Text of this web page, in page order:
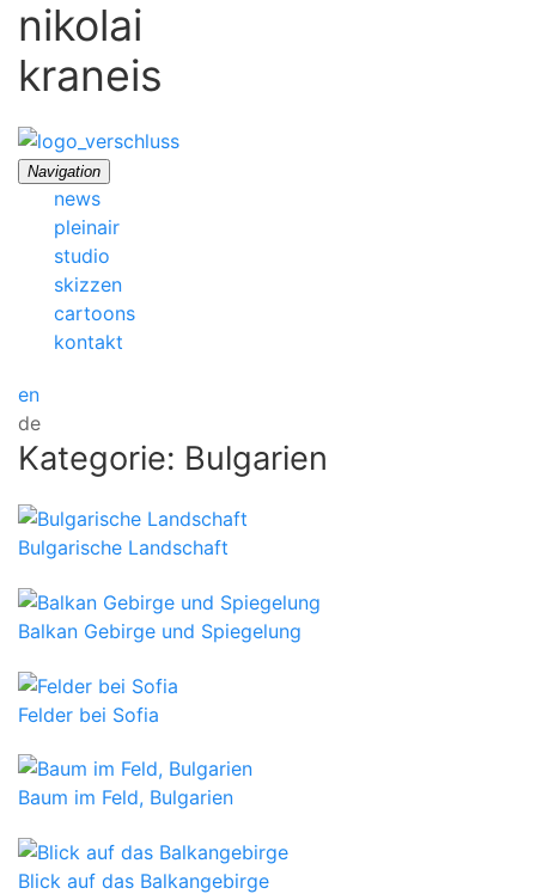
nikolai
kraneis
Navigation
news
pleinair
studio
skizzen
cartoons
kontakt
en
de
Kategorie: Bulgarien
Bulgarische Landschaft
Balkan Gebirge und Spiegelung
Felder bei Sofia
Baum im Feld, Bulgarien
Blick auf das Balkangebirge